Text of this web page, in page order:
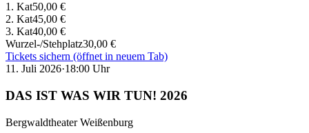
1. Kat50,00 €
2. Kat45,00 €
3. Kat40,00 €
Wurzel-/Stehplatz30,00 €
Tickets sichern (öffnet in neuem Tab)
11. Juli 2026·18:00 Uhr
DAS IST WAS WIR TUN! 2026
Bergwaldtheater Weißenburg